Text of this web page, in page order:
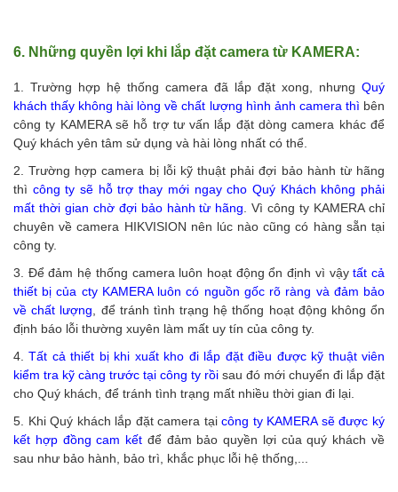
6. Những quyền lợi khi lắp đặt camera từ KAMERA:
1. Trường hợp hệ thống camera đã lắp đặt xong, nhưng Quý
khách thấy không hài lòng về chất lượng hình ảnh camera thì bên
công ty KAMERA sẽ hỗ trợ tư vấn lắp đặt dòng camera khác để
Quý khách yên tâm sử dụng và hài lòng nhất có thể.
2. Trường hợp camera bị lỗi kỹ thuật phải đợi bảo hành từ hãng
thì công ty sẽ hỗ trợ thay mới ngay cho Quý Khách không phải
mất thời gian chờ đợi bảo hành từ hãng . Vì công ty KAMERA chỉ
chuyên về camera HIKVISION nên lúc nào cũng có hàng sẵn tại
công ty.
3. Để đảm hệ thống camera luôn hoạt động ổn định vì vậytất cả
thiết bị của cty KAMERA luôn có nguồn gốc rõ ràng và đảm bảo
về chất lượng , để tránh tình trạng hệ thống hoạt động không ổn
định báo lỗi thường xuyên làm mất uy tín của công ty.
4.Tất cả thiết bị khi xuất kho đi lắp đặt điều được kỹ thuật viên
kiểm tra kỹ càng trước tại công ty rồi sau đó mới chuyển đi lắp đặt
cho Quý khách, để tránh tình trạng mất nhiều thời gian đi lại.
5. Khi Quý khách lắp đặt camera tạicông ty KAMERA sẽ được ký
kết hợp đồngcam kết để đảm bảo quyền lợi của quý khách về
sau như bảo hành, bảo trì, khắc phục lỗi hệ thống,...